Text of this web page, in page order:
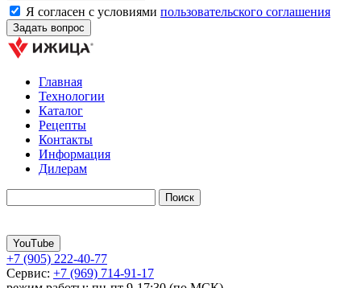
Я согласен с условиями пользовательского соглашения
Главная
Технологии
Каталог
Рецепты
Контакты
Информация
Дилерам
YouTube
+7 (905) 222-40-77
Сервис: +7 (969) 714-91-17